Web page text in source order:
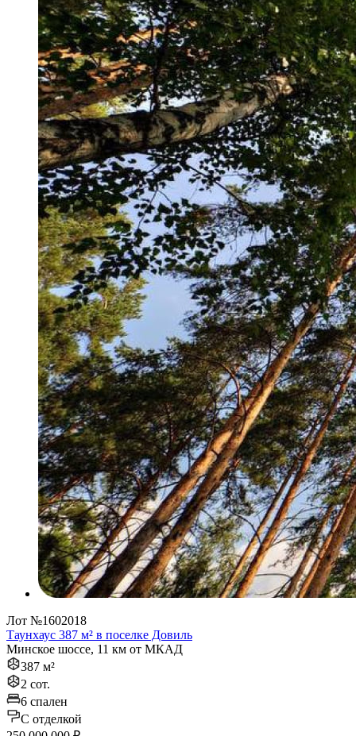
Лот №1602018
Таунхаус 387 м² в поселке Довиль
Минское шоссе, 11 км от МКАД
387 м²
2 сот.
6 спален
C отделкой